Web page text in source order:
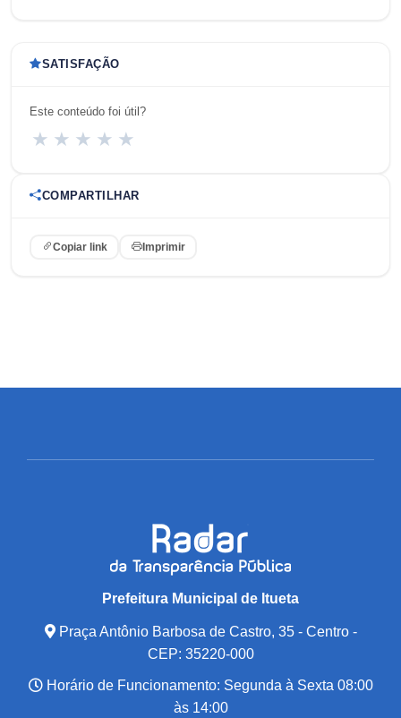
SATISFAÇÃO
Este conteúdo foi útil?
★ ★ ★ ★ ★
COMPARTILHAR
Copiar link Imprimir
Prefeitura Municipal de Itueta
Praça Antônio Barbosa de Castro, 35 - Centro -
CEP: 35220-000
Horário de Funcionamento: Segunda à Sexta 08:00
às 14:00